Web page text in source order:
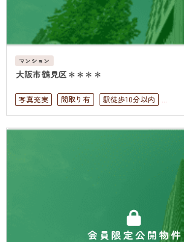
マンション
大阪市鶴見区＊＊＊＊
写真充実 間取り有
駅徒歩10分以内
4LDK以上
高層階
南面バルコニー
オートロック
角部屋
会員限定公開物件